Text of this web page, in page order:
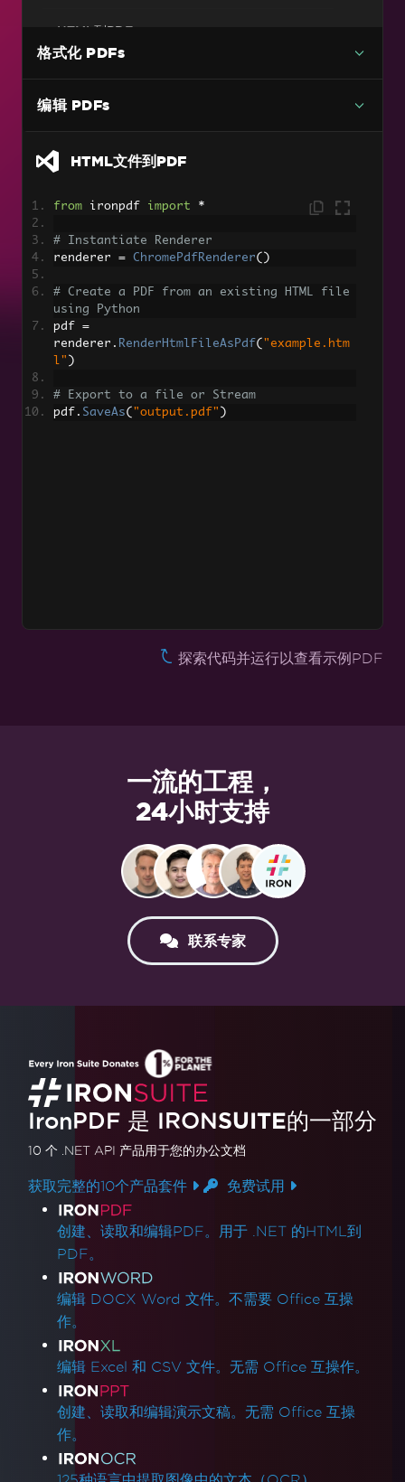
HTML到PDF
HTML文件到PDF
转换图像
带多页支持的TIFF转PDF
嵌入位图和图像
应用设置
HTML渲染设置
格式化 PDFs
编辑 PDFs
HTML文件到PDF
from ironpdf import *
# Instantiate Renderer
renderer = ChromePdfRenderer()
# Create a PDF from an existing HTML file
using Python
pdf =
renderer . RenderHtmlFileAsPdf( "example.htm
l" )
# Export to a file or Stream
pdf . SaveAs( "output.pdf" )
探索代码并运行以查看示例PDF
一流的工程，
24小时支持
联系专家
IronPDF 是 IRONSUITE的一部分
10 个 .NET API 产品用于您的办公文档
获取完整的10个产品套件 免费试用
产品链接
创建、读取和编辑PDF。用于 .NET 的HTML到
PDF。
编辑 DOCX Word 文件。不需要 Office 互操
作。
编辑 Excel 和 CSV 文件。无需 Office 互操作。
创建、读取和编辑演示文稿。无需 Office 互操
作。